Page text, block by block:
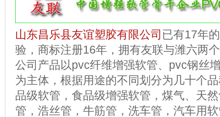
山东昌乐县友谊塑胶有限公司 已有17年
验，商标注册16年，拥有友联与潍六两
公司产品以pvc纤维增强软管、pvc钢丝
为主体，根据用途的不同划分为几十个
品级软管，食品级增强软管，煤气、天
管，浩丝管，牛筋管，洗车管，汽车用